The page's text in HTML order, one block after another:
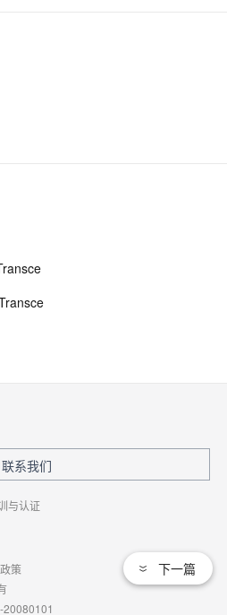
π
（Observer观察者模式）
下一篇
联系我们
与认证
策
20080101